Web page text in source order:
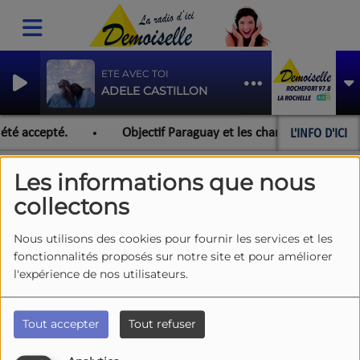
Les informations que nous
collectons
Nous utilisons des cookies pour fournir les services et les
fonctionnalités proposés sur notre site et pour améliorer
l'expérience de nos utilisateurs.
Tout accepter Tout refuser
ETE AVEC TOI
ADELE CASTILLON
L'INFO D'ICI
accepté. Objectif Paraguay et les championnats
Agenda Loisirs